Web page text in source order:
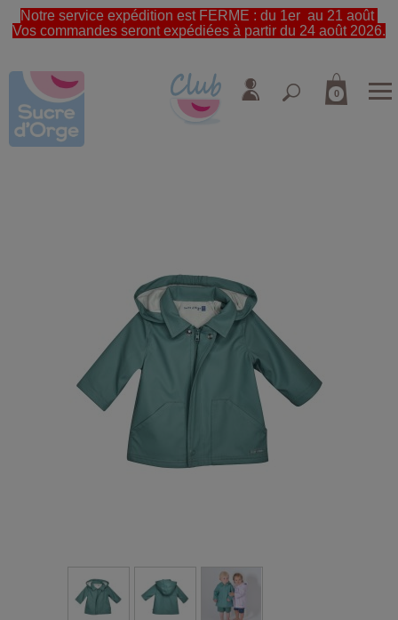
Notre service expédition est FERME : du 1er au 21 août
Vos commandes seront expédiées à partir du 24 août 2026.
0